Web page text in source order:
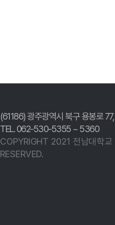
(61186) 광주광역시 북구 용봉로 77,
TEL. 062-530-5355 ~ 5360
COPYRIGHT 2021 전남대학교
RESERVED.